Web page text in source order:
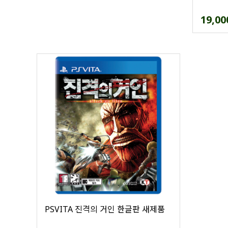
PSVITA 진격의 거인 한글판 새제품